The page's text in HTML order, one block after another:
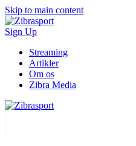
Skip to main content
Sign Up
Streaming
Artikler
Om os
Zibra Media